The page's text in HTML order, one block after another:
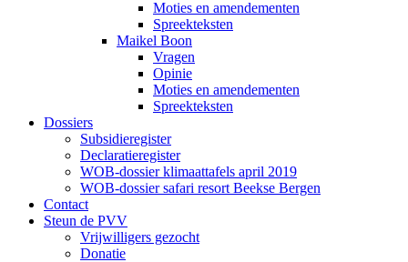
Moties en amendementen
Spreekteksten
Maikel Boon
Vragen
Opinie
Moties en amendementen
Spreekteksten
Dossiers
Subsidieregister
Declaratieregister
WOB-dossier klimaattafels april 2019
WOB-dossier safari resort Beekse Bergen
Contact
Steun de PVV
Vrijwilligers gezocht
Donatie